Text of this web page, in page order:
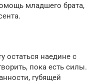
младшего брата,
остаться наедине с
пока есть силы.
губящей